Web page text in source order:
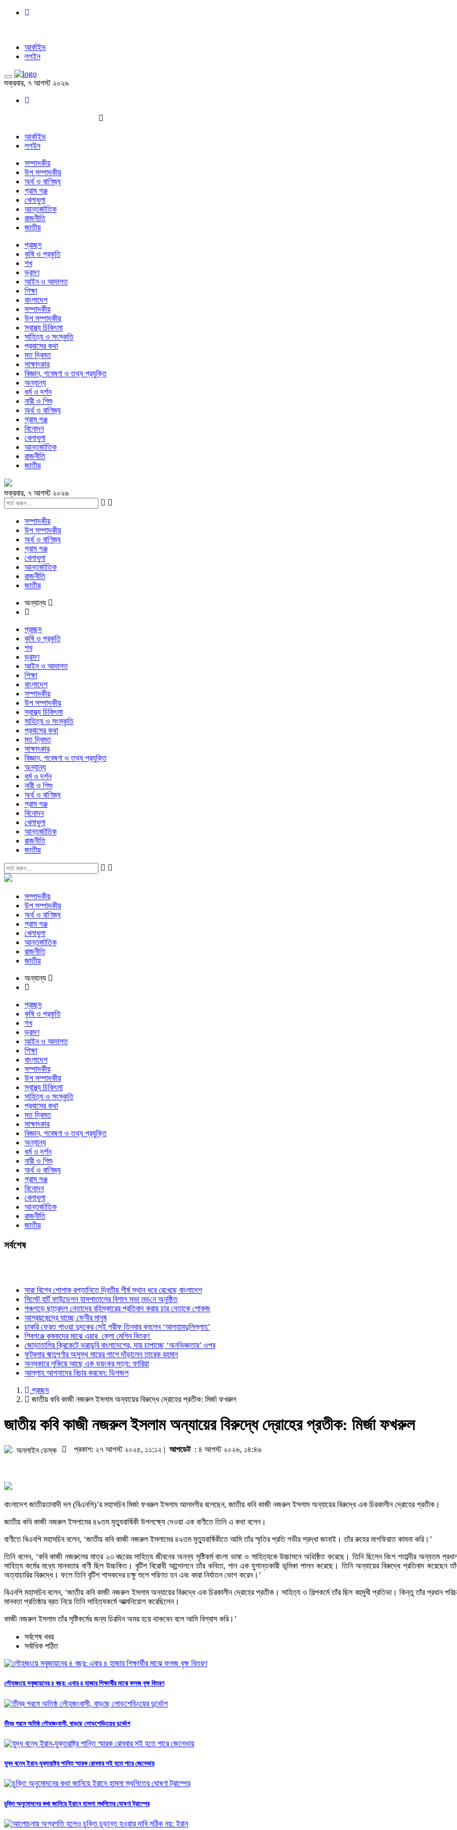
আর্কাইভ
লগইন
শুক্রবার, ৭ আগস্ট ২০২৬
আর্কাইভ
লগইন
সম্পাদকীয়
উপ সম্পাদকীয়
অর্থ ও বাণিজ্য
গ্রাম গঞ্জ
খেলাধুলা
আন্তর্জাতিক
রাজনীতি
জাতীয়
প্রচ্ছদ
কৃষি ও প্রকৃতি
শখ
ভ্রমণ
আইন ও আদালত
শিক্ষা
বাংলাদেশ
সম্পাদকীয়
উপ সম্পাদকীয়
স্বাস্থ্য চিকিৎসা
সাহিত্য ও সংস্কৃতি
প্রবাসের কথা
মত দ্বিমত
সাক্ষাৎকার
বিজ্ঞান, গবেষণা ও তথ্য প্রযুক্তি
অন্যান্য
ধর্ম ও দর্শন
নারী ও শিশু
অর্থ ও বাণিজ্য
গ্রাম গঞ্জ
বিনোদন
খেলাধুলা
আন্তর্জাতিক
রাজনীতি
জাতীয়
শুক্রবার, ৭ আগস্ট ২০২৬
সম্পাদকীয়
উপ সম্পাদকীয়
অর্থ ও বাণিজ্য
গ্রাম গঞ্জ
খেলাধুলা
আন্তর্জাতিক
রাজনীতি
জাতীয়
অন্যান্য
প্রচ্ছদ
কৃষি ও প্রকৃতি
শখ
ভ্রমণ
আইন ও আদালত
শিক্ষা
বাংলাদেশ
সম্পাদকীয়
উপ সম্পাদকীয়
স্বাস্থ্য চিকিৎসা
সাহিত্য ও সংস্কৃতি
প্রবাসের কথা
মত দ্বিমত
সাক্ষাৎকার
বিজ্ঞান, গবেষণা ও তথ্য প্রযুক্তি
অন্যান্য
ধর্ম ও দর্শন
নারী ও শিশু
অর্থ ও বাণিজ্য
গ্রাম গঞ্জ
বিনোদন
খেলাধুলা
আন্তর্জাতিক
রাজনীতি
জাতীয়
সম্পাদকীয়
উপ সম্পাদকীয়
অর্থ ও বাণিজ্য
গ্রাম গঞ্জ
খেলাধুলা
আন্তর্জাতিক
রাজনীতি
জাতীয়
অন্যান্য
প্রচ্ছদ
কৃষি ও প্রকৃতি
শখ
ভ্রমণ
আইন ও আদালত
শিক্ষা
বাংলাদেশ
সম্পাদকীয়
উপ সম্পাদকীয়
স্বাস্থ্য চিকিৎসা
সাহিত্য ও সংস্কৃতি
প্রবাসের কথা
মত দ্বিমত
সাক্ষাৎকার
বিজ্ঞান, গবেষণা ও তথ্য প্রযুক্তি
অন্যান্য
ধর্ম ও দর্শন
নারী ও শিশু
অর্থ ও বাণিজ্য
গ্রাম গঞ্জ
বিনোদন
খেলাধুলা
আন্তর্জাতিক
রাজনীতি
জাতীয়
সর্বশেষ
সারা বিশ্বে পোশাক রপ্তানিতে দ্বিতীয় শীর্ষ স্থান ধরে রেখেছে বাংলাদেশ
সিলেট হার্ট ফাউন্ডেশন হাসপাতালের বিশাল সভা লন্ড‌নে অনুষ্ঠিত
পঞ্চগড়ে ছাত্রদল নেতাদের বহিস্কারের প্রতিবাদ করায় চার নেতাকে শোকজ
আশ্রয়কেন্দ্রে যাচ্ছে ফেনীর মানুষ
চাকরি ফেরত পাওয়া দুদকের সেই শরীফ তিনবার বললেন ‘আলহামদুলিল্লাহ’
শিবগঞ্জে কৃষকদের মাঝে এয়ার ফ্লো মেশিন বিতরণ
জোড়াতালির ক্রিকেটে ভরাডুবি বাংলাদেশের, দায় চাপাচ্ছে ‘অনভিজ্ঞতার’ ওপর
ফুটবলার ঋতুপর্ণার অসুস্থ মায়ের পাশে দাঁড়ালেন তারেক রহমান
অন্ধকারে লুকিয়ে আছে এক ভয়ংকর সত্য: ফারিয়া
আল্লাহ আপনাদের বিচার করবেন: ডিপজল
প্রচ্ছদ
জাতীয় কবি কাজী নজরুল ইসলাম অন্যায়ের বিরুদ্ধে দ্রোহের প্রতীক: মির্জা ফখরুল
জাতীয় কবি কাজী নজরুল ইসলাম অন্যায়ের বিরুদ্ধে দ্রোহের প্রতীক: মির্জা ফখরুল
অনলাইন ডেস্ক প্রকাশ: ২৭ আগস্ট ২০২৫, ১১:১২ | আপডেট: ৪ আগস্ট ২০২৬, ১৪:৪৬
বাংলাদেশ জাতীয়তাবাদী দল (বিএনপি)’র মহাসচিব মির্জা ফখরুল ইসলাম আলমগীর বলেছেন, জাতীয় কবি কাজী নজরুল ইসলাম অন্যায়ের বিরুদ্ধে এক চিরকালীন দ্রোহের প্রতীক।
জাতীয় কবি কাজী নজরুল ইসলামের ৪৯তম মৃত্যুবার্ষিকী উপলক্ষ্যে দেওয়া এক বাণীতে তিনি এ কথা বলেন।
বাণীতে বিএনপি মহাসচিব বলেন, ‘জাতীয় কবি কাজী নজরুল ইসলামের ৪৯তম মৃত্যুবার্ষিকীতে আমি তাঁর স্মৃতির প্রতি গভীর শ্রদ্ধা জানাই। তাঁর রুহের মাগফিরাত কামনা করি।’
তিনি বলেন, ‘কবি কাজী নজরুলের মাত্র ২৩ বছরের সাহিত্য জীবনের অনন্য সৃষ্টিকর্ম বাংলা ভাষা ও সাহিত্যকে উচ্চাসনে অধিষ্ঠিত করেছে। তিনি ছিলেন বিংশ শতাব্দীর অন্যতম
সাহিত্য কর্মের মধ্যে মানবতার বাণী ছিল উচ্চকিত। বৃটিশ বিরোধী আন্দোলনে তাঁর কবিতা, গান এক যুগান্তকারী ভূমিকা পালন করেছে। তিনি অন্যায়ের বিরুদ্ধে প্রতিবাদ
অত্যাচারির বিরুদ্ধে। ফলে তিনি বৃটিশ শাসকদের চক্ষু শুলে পরিণত হন এবং কারা নির্যাতন ভোগ করেন।’
বিএনপি মহাসচিব বলেন, ‘জাতীয় কবি কাজী নজরুল ইসলাম অন্যায়ের বিরুদ্ধে এক চিরকালীন দ্রোহের প্রতীক। সাহিত্য ও শিল্পকর্মে তাঁর ছিল বহুমুখী প্রতিভা। কিন্তু তাঁর প্রধান
মানবতা প্রতিষ্ঠার ব্রত নিয়ে তিনি সাহিত্যকর্মে আত্মনিয়োগ করেছিলেন।
কাজী নজরুল ইসলাম তাঁর সৃষ্টিকর্মের জন্য চিরদিন অমর হয়ে থাকবেন বলে আমি বিশ্বাস করি।’
সর্বশেষ খবর
সর্বাধিক পঠিত
লৌহজংয়ে সবুজায়নের ৪ বছর: এবার ৪ হাজার শিক্ষার্থীর মাঝে ফলজ বৃক্ষ বিতরণ
তীব্র গরমে অতিষ্ঠ লৌহজংবাসী, বাড়ছে লোডশেডিংয়ের দুর্ভোগ
যুদ্ধ বন্ধে ইরান-যুক্তরাষ্ট্র শান্তি স্মারক রোববার সই হতে পারে জেনেভায়
চুক্তি অনুমোদনের কথা জানিয়ে ইরানে হামলা স্থগিতের ঘোষণা ট্রাম্পের